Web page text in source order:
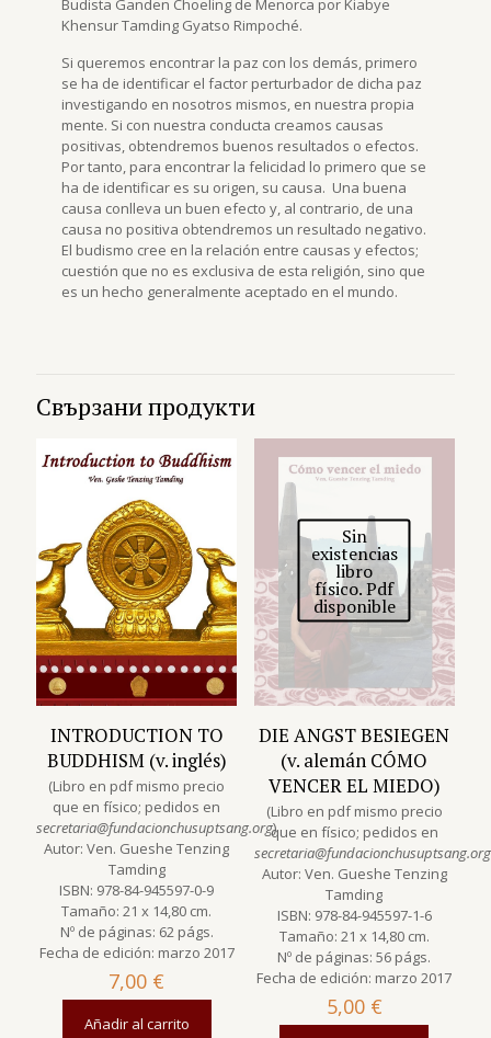
Budista Ganden Choeling de Menorca por Kiabye
Khensur Tamding Gyatso Rimpoché.
Si queremos encontrar la paz con los demás, primero
se ha de identificar el factor perturbador de dicha paz
investigando en nosotros mismos, en nuestra propia
mente. Si con nuestra conducta creamos causas
positivas, obtendremos buenos resultados o efectos.
Por tanto, para encontrar la felicidad lo primero que se
ha de identificar es su origen, su causa. Una buena
causa conlleva un buen efecto y, al contrario, de una
causa no positiva obtendremos un resultado negativo.
El budismo cree en la relación entre causas y efectos;
cuestión que no es exclusiva de esta religión, sino que
es un hecho generalmente aceptado en el mundo.
Свързани продукти
INTRODUCTION TO
BUDDHISM (v. inglés)
(Libro en pdf mismo precio
que en físico; pedidos en
secretaria@fundacionchusuptsang.org)
Autor: Ven. Gueshe Tenzing
Tamding
ISBN: 978-84-945597-0-9
Tamaño: 21 x 14,80 cm.
Nº de páginas: 62 págs.
Fecha de edición: marzo 2017
7,00 €
Añadir al carrito
Sin
existencias
libro
físico. Pdf
disponible
DIE ANGST BESIEGEN
(v. alemán CÓMO
VENCER EL MIEDO)
(Libro en pdf mismo precio
que en físico; pedidos en
secretaria@fundacionchusuptsang.org
Autor: Ven. Gueshe Tenzing
Tamding
ISBN: 978-84-945597-1-6
Tamaño: 21 x 14,80 cm.
Nº de páginas: 56 págs.
Fecha de edición: marzo 2017
5,00 €